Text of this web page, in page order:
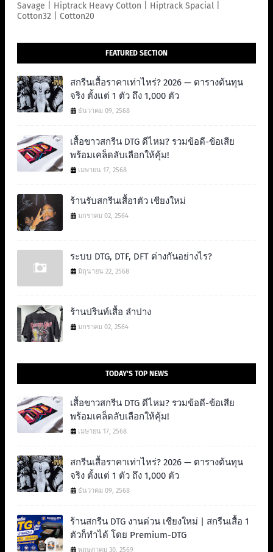
Savage | Hiptrack Heavy Cotton | Hiptrack Spacial |
Cotton32 | Cotton20
FEATURED SECTION
สกรีนเสื้อราคาเท่าไหร่? 2026 — ตารางต้นทุน
จริง ตั้งแต่ 1 ตัว ถึง 1,000 ตัว
ธันวาคม 09, 2568
เสื้อขาวสกรีน DTG ดีไหม? รวมข้อดี-ข้อเสีย
พร้อมเคล็ดลับเลือกให้คุ้ม!
เมษายน 17, 2568
ร้านรับสกรีนเสื้อ1ตัว เชียงใหม่
มกราคม 02, 2564
ระบบ DTG, DTF, DFT ต่างกันอย่างไร?
มิถุนายน 22, 2568
ร้านปรินท์เสื้อ ลำปาง
มกราคม 02, 2564
TODAY'S TOP NEWS
เสื้อขาวสกรีน DTG ดีไหม? รวมข้อดี-ข้อเสีย
พร้อมเคล็ดลับเลือกให้คุ้ม!
เมษายน 17, 2568
สกรีนเสื้อราคาเท่าไหร่? 2026 — ตารางต้นทุน
จริง ตั้งแต่ 1 ตัว ถึง 1,000 ตัว
ธันวาคม 09, 2568
ร้านสกรีน DTG งานด่วน เชียงใหม่ | สกรีนเสื้อ 1
ตัวก็ทำได้ โดย Premium-DTG
พฤษภาคม 30, 2569